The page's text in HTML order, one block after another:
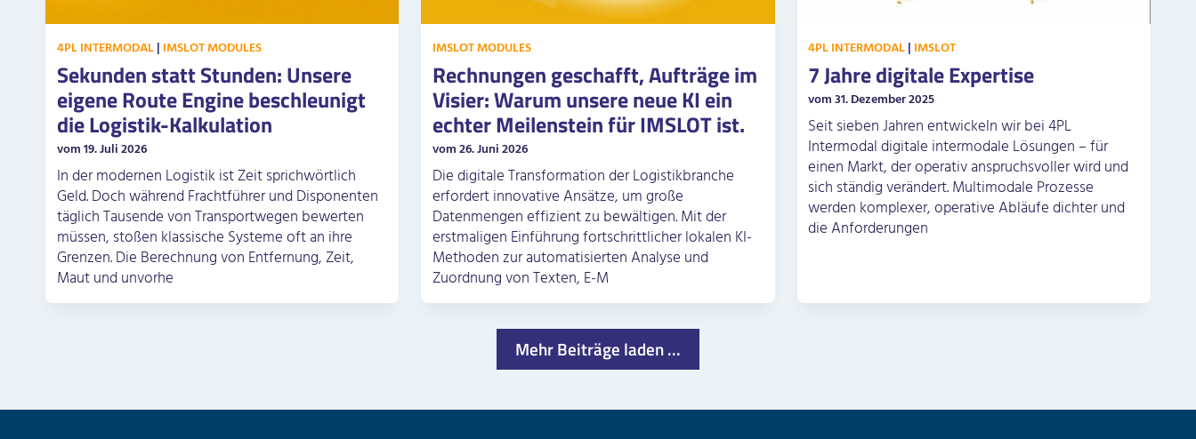
4PL INTERMODAL| IMSLOT MODULES
Sekunden statt Stunden: Unsere
eigene Route Engine beschleunigt
die Logistik-Kalkulation
vom 19. Juli 2026
In der modernen Logistik ist Zeit sprichwörtlich
Geld. Doch während Frachtführer und Disponenten
täglich Tausende von Transportwegen bewerten
müssen, stoßen klassische Systeme oft an ihre
Grenzen. Die Berechnung von Entfernung, Zeit,
Maut und unvorhe
IMSLOT MODULES
Rechnungen geschafft, Aufträge im
Visier: Warum unsere neue KI ein
echter Meilenstein für IMSLOT ist.
vom 26. Juni 2026
Die digitale Transformation der Logistikbranche
erfordert innovative Ansätze, um große
Datenmengen effizient zu bewältigen. Mit der
erstmaligen Einführung fortschrittlicher lokalen KI-
Methoden zur automatisierten Analyse und
Zuordnung von Texten, E-M
4PL INTERMODAL| IMSLOT
7 Jahre digitale Expertise
vom 31. Dezember 2025
Seit sieben Jahren entwickeln wir bei 4PL
Intermodal digitale intermodale Lösungen – für
einen Markt, der operativ anspruchsvoller wird und
sich ständig verändert. Multimodale Prozesse
werden komplexer, operative Abläufe dichter und
die Anforderungen
Mehr Beiträge laden ...